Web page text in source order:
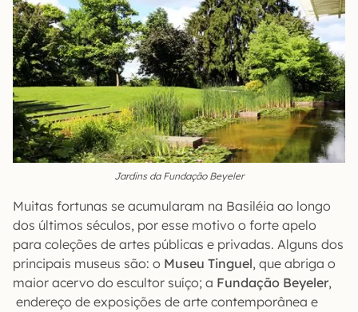
Jardins da Fundação Beyeler
Muitas fortunas se acumularam na Basiléia ao longo
dos últimos séculos, por esse motivo o forte apelo
para coleções de artes públicas e privadas. Alguns dos
principais museus são: o Museu Tinguel, que abriga o
maior acervo do escultor suíço; a Fundação Beyeler,
endereço de exposições de arte contemporânea e